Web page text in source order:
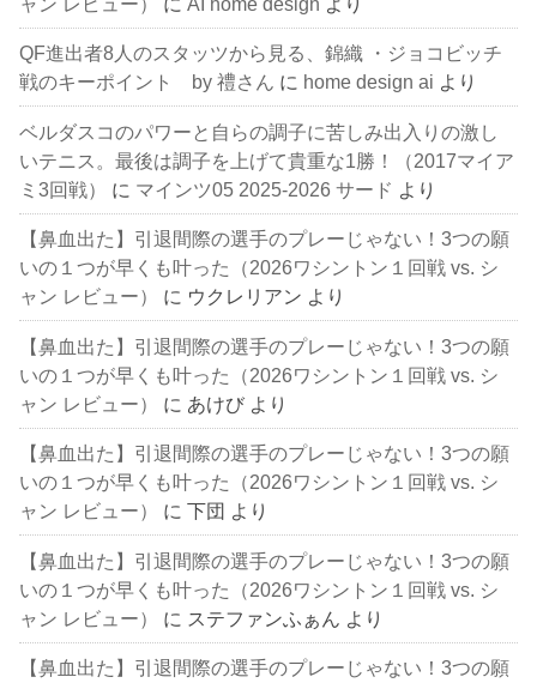
QF進出者8人のスタッツから見る、錦織 ・ジョコビッチ
戦のキーポイント by 禮さん に home design ai より
ベルダスコのパワーと自らの調子に苦しみ出入りの激し
いテニス。最後は調子を上げて貴重な1勝！（2017マイア
ミ3回戦）
に マインツ05 2025-2026 サード より
【鼻血出た】引退間際の選手のプレーじゃない！3つの願
いの１つが早くも叶った（2026ワシントン１回戦 vs. シ
ャン レビュー）
に ウクレリアン より
【鼻血出た】引退間際の選手のプレーじゃない！3つの願
いの１つが早くも叶った（2026ワシントン１回戦 vs. シ
ャン レビュー）
に あけび より
【鼻血出た】引退間際の選手のプレーじゃない！3つの願
いの１つが早くも叶った（2026ワシントン１回戦 vs. シ
ャン レビュー）
に下団 より
【鼻血出た】引退間際の選手のプレーじゃない！3つの願
いの１つが早くも叶った（2026ワシントン１回戦 vs. シ
ャン レビュー）
に ステファンふぁん より
【鼻血出た】引退間際の選手のプレーじゃない！3つの願